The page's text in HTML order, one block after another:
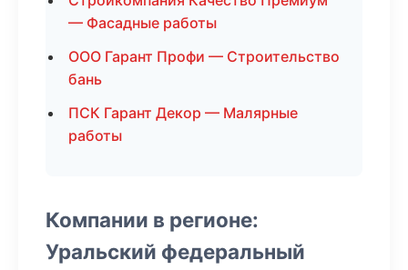
— Фасадные работы
ООО Гарант Профи — Строительство
бань
ПСК Гарант Декор — Малярные
работы
Компании в регионе:
Уральский федеральный